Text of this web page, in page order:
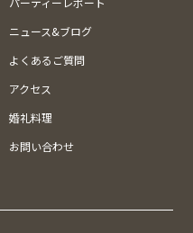
ニュース&ブログ
よくあるご質問
アクセス
婚礼料理
お問い合わせ